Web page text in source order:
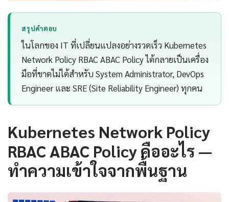
สรุปคำตอบ
ในโลกของ IT ที่เปลี่ยนแปลงอย่างรวดเร็ว Kubernetes
Network Policy RBAC ABAC Policy ได้กลายเป็นเครื่อง
มือที่ขาดไม่ได้สำหรับ System Administrator, DevOps
Engineer และ SRE (Site Reliability Engineer) ทุกคน
Kubernetes Network Policy
RBAC ABAC Policy คืออะไร —
ทำความเข้าใจจากพื้นฐาน